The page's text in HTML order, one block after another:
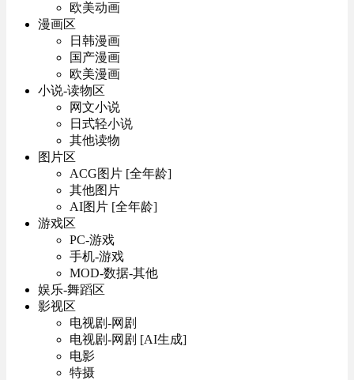
欧美动画
漫画区
日韩漫画
国产漫画
欧美漫画
小说-读物区
网文小说
日式轻小说
其他读物
图片区
ACG图片 [全年龄]
其他图片
AI图片 [全年龄]
游戏区
PC-游戏
手机-游戏
MOD-数据-其他
娱乐-舞蹈区
影视区
电视剧-网剧
电视剧-网剧 [AI生成]
电影
特摄